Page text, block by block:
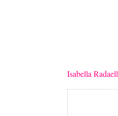
Isabella